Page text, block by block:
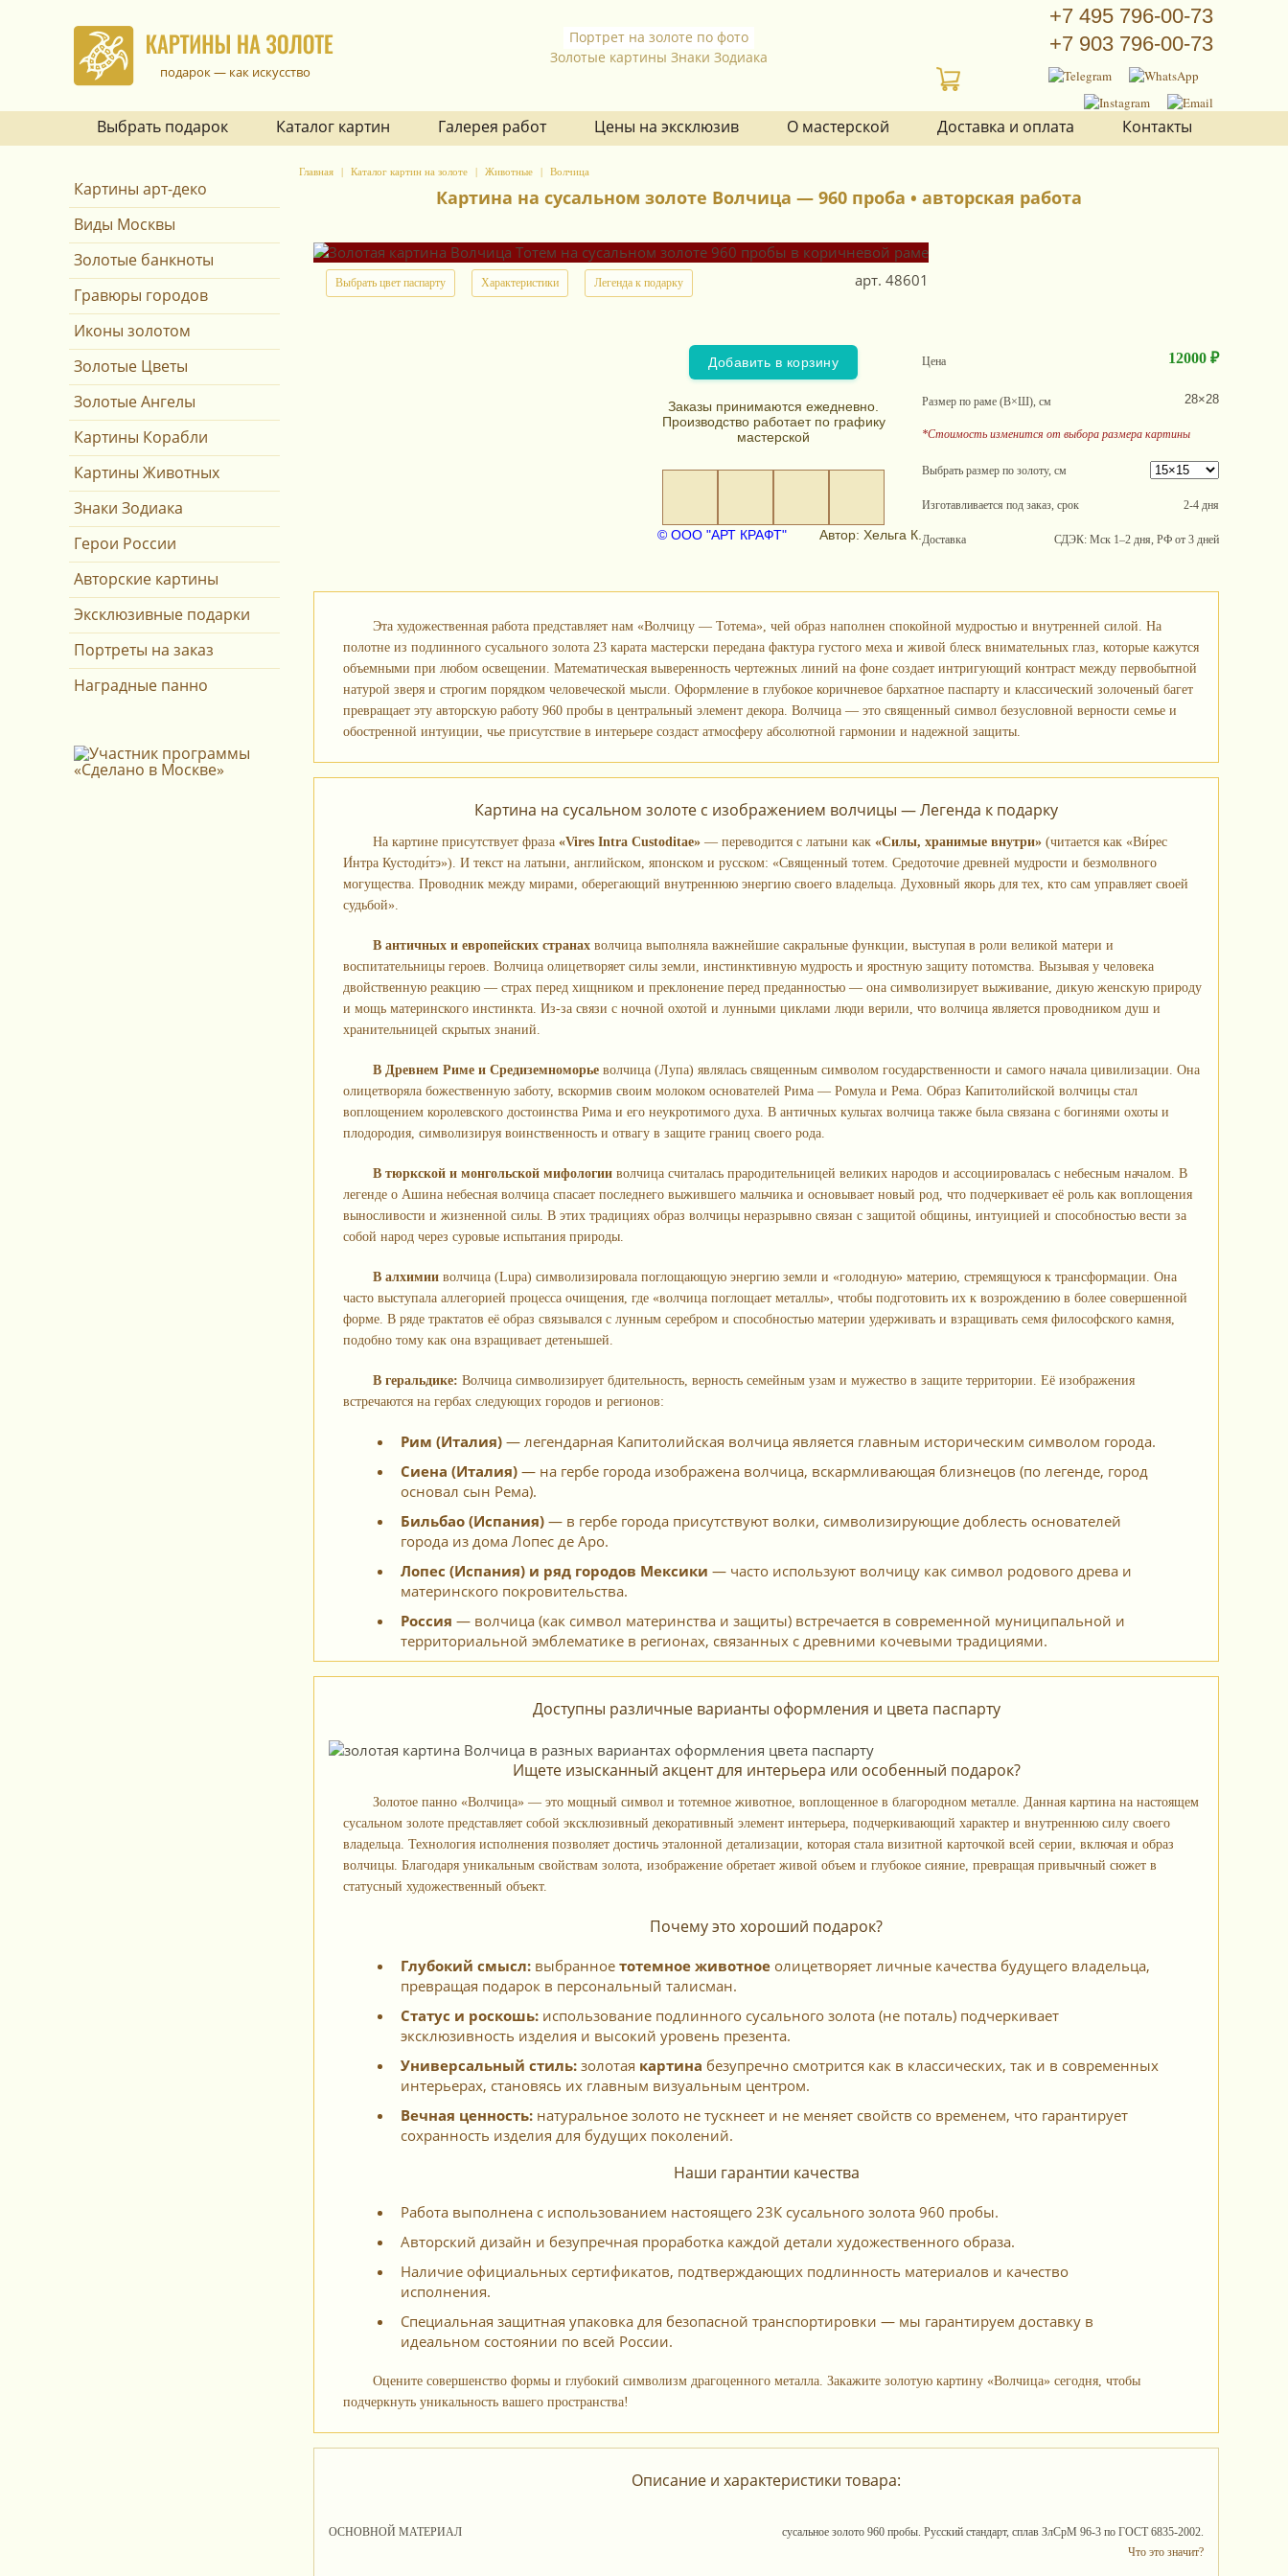
подарок — как искусство
Портрет на золоте по фото
Золотые картины Знаки Зодиака
+7 495 796-00-73
+7 903 796-00-73
Выбрать подарок Каталог картин Галерея работ Цены на эксклюзив О мастерской Доставка и оплата Контакты
Картины арт-деко
Виды Москвы
Золотые банкноты
Гравюры городов
Иконы золотом
Золотые Цветы
Золотые Ангелы
Картины Корабли
Картины Животных
Знаки Зодиака
Герои России
Авторские картины
Эксклюзивные подарки
Портреты на заказ
Наградные панно
Главная Каталог картин на золоте Животные Волчица
Картина на сусальном золоте Волчица — 960 проба • авторская работа
Выбрать цвет паспарту Характеристики Легенда к подарку арт. 48601
Цена 12000 ₽
Размер по раме (В×Ш), см 28×28
*Стоимость изменится от выбора размера картины
Выбрать размер по золоту, см
Изготавливается под заказ, срок 2-4 дня
Доставка СДЭК: Мск 1–2 дня, РФ от 3 дней
Добавить в корзину
Заказы принимаются ежедневно.
Производство работает по графику
мастерской
© ООО "АРТ КРАФТ" Автор: Хельга К.
Эта художественная работа представляет нам «Волчицу — Тотема», чей образ наполнен спокойной мудростью и внутренней силой. На
полотне из подлинного сусального золота 23 карата мастерски передана фактура густого меха и живой блеск внимательных глаз, которые кажутся
объемными при любом освещении. Математическая выверенность чертежных линий на фоне создает интригующий контраст между первобытной
натурой зверя и строгим порядком человеческой мысли. Оформление в глубокое коричневое бархатное паспарту и классический золоченый багет
превращает эту авторскую работу 960 пробы в центральный элемент декора. Волчица — это священный символ безусловной верности семье и
обостренной интуиции, чье присутствие в интерьере создаст атмосферу абсолютной гармонии и надежной защиты.
Картина на сусальном золоте с изображением волчицы — Легенда к подарку
На картине присутствует фраза «Vires Intra Custoditae»— переводится с латыни как «Силы, хранимые внутри»(читается как «Ви́рес
И́нтра Кустоди́тэ»). И текст на латыни, английском, японском и русском: «Священный тотем. Средоточие древней мудрости и безмолвного
могущества. Проводник между мирами, оберегающий внутреннюю энергию своего владельца. Духовный якорь для тех, кто сам управляет своей
судьбой».
В античных и европейских странахволчица выполняла важнейшие сакральные функции, выступая в роли великой матери и
воспитательницы героев. Волчица олицетворяет силы земли, инстинктивную мудрость и яростную защиту потомства. Вызывая у человека
двойственную реакцию — страх перед хищником и преклонение перед преданностью — она символизирует выживание, дикую женскую природу
и мощь материнского инстинкта. Из-за связи с ночной охотой и лунными циклами люди верили, что волчица является проводником душ и
хранительницей скрытых знаний.
В Древнем Риме и Средиземноморьеволчица (Лупа) являлась священным символом государственности и самого начала цивилизации. Она
олицетворяла божественную заботу, вскормив своим молоком основателей Рима — Ромула и Рема. Образ Капитолийской волчицы стал
воплощением королевского достоинства Рима и его неукротимого духа. В античных культах волчица также была связана с богинями охоты и
плодородия, символизируя воинственность и отвагу в защите границ своего рода.
В тюркской и монгольской мифологииволчица считалась прародительницей великих народов и ассоциировалась с небесным началом. В
легенде о Ашина небесная волчица спасает последнего выжившего мальчика и основывает новый род, что подчеркивает её роль как воплощения
выносливости и жизненной силы. В этих традициях образ волчицы неразрывно связан с защитой общины, интуицией и способностью вести за
собой народ через суровые испытания природы.
В алхимииволчица (Lupa) символизировала поглощающую энергию земли и «голодную» материю, стремящуюся к трансформации. Она
часто выступала аллегорией процесса очищения, где «волчица поглощает металлы», чтобы подготовить их к возрождению в более совершенной
форме. В ряде трактатов её образ связывался с лунным серебром и способностью материи удерживать и взращивать семя философского камня,
подобно тому как она взращивает детенышей.
В геральдике: Волчица символизирует бдительность, верность семейным узам и мужество в защите территории. Её изображения
встречаются на гербах следующих городов и регионов:
Рим (Италия) — легендарная Капитолийская волчица является главным историческим символом города.
Сиена (Италия) — на гербе города изображена волчица, вскармливающая близнецов (по легенде, город
основал сын Рема).
Бильбао (Испания) — в гербе города присутствуют волки, символизирующие доблесть основателей
города из дома Лопес де Аро.
Лопес (Испания) и ряд городов Мексики — часто используют волчицу как символ родового древа и
материнского покровительства.
Россия — волчица (как символ материнства и защиты) встречается в современной муниципальной и
территориальной эмблематике в регионах, связанных с древними кочевыми традициями.
Доступны различные варианты оформления и цвета паспарту
Ищете изысканный акцент для интерьера или особенный подарок?
Золотое панно «Волчица» — это мощный символ и тотемное животное, воплощенное в благородном металле. Данная картина на настоящем
сусальном золоте представляет собой эксклюзивный декоративный элемент интерьера, подчеркивающий характер и внутреннюю силу своего
владельца. Технология исполнения позволяет достичь эталонной детализации, которая стала визитной карточкой всей серии, включая и образ
волчицы. Благодаря уникальным свойствам золота, изображение обретает живой объем и глубокое сияние, превращая привычный сюжет в
статусный художественный объект.
Почему это хороший подарок?
Глубокий смысл: выбранное тотемное животное олицетворяет личные качества будущего владельца,
превращая подарок в персональный талисман.
Статус и роскошь: использование подлинного сусального золота (не поталь) подчеркивает
эксклюзивность изделия и высокий уровень презента.
Универсальный стиль: золотая картина безупречно смотрится как в классических, так и в современных
интерьерах, становясь их главным визуальным центром.
Вечная ценность: натуральное золото не тускнеет и не меняет свойств со временем, что гарантирует
сохранность изделия для будущих поколений.
Наши гарантии качества
Работа выполнена с использованием настоящего 23К сусального золота 960 пробы.
Авторский дизайн и безупречная проработка каждой детали художественного образа.
Наличие официальных сертификатов, подтверждающих подлинность материалов и качество
исполнения.
Специальная защитная упаковка для безопасной транспортировки — мы гарантируем доставку в
идеальном состоянии по всей России.
Оцените совершенство формы и глубокий символизм драгоценного металла. Закажите золотую картину «Волчица» сегодня, чтобы
подчеркнуть уникальность вашего пространства!
Описание и характеристики товара:
ОСНОВНОЙ МАТЕРИАЛ
сусальное золото 960 пробы. Русский стандарт, сплав ЗлСрМ 96-3 по ГОСТ 6835-2002.
Что это значит?